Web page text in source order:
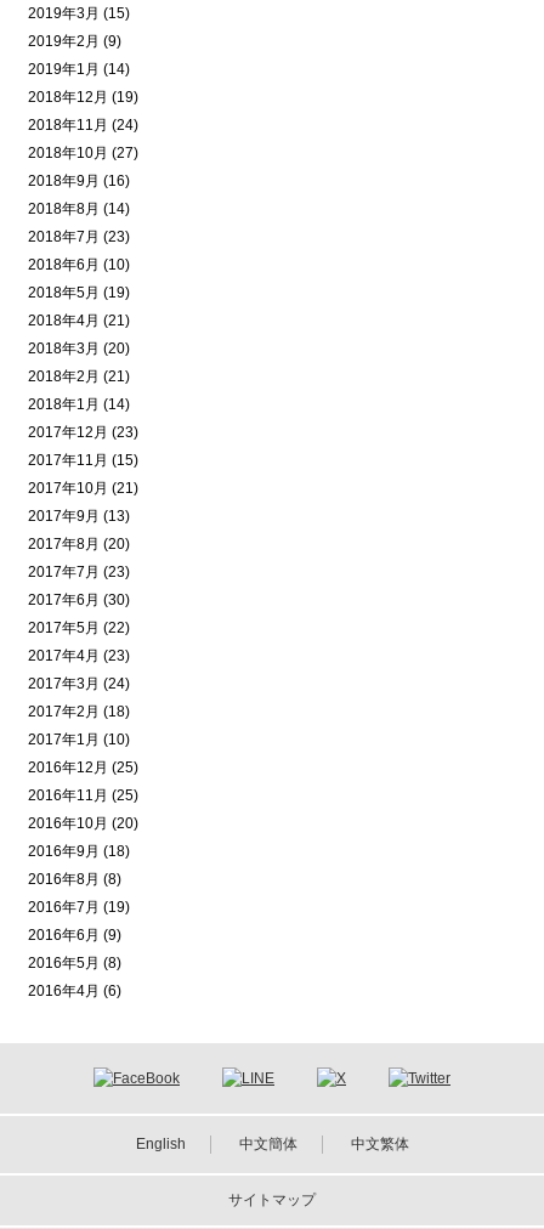
2019年3月 (15)
2019年2月 (9)
2019年1月 (14)
2018年12月 (19)
2018年11月 (24)
2018年10月 (27)
2018年9月 (16)
2018年8月 (14)
2018年7月 (23)
2018年6月 (10)
2018年5月 (19)
2018年4月 (21)
2018年3月 (20)
2018年2月 (21)
2018年1月 (14)
2017年12月 (23)
2017年11月 (15)
2017年10月 (21)
2017年9月 (13)
2017年8月 (20)
2017年7月 (23)
2017年6月 (30)
2017年5月 (22)
2017年4月 (23)
2017年3月 (24)
2017年2月 (18)
2017年1月 (10)
2016年12月 (25)
2016年11月 (25)
2016年10月 (20)
2016年9月 (18)
2016年8月 (8)
2016年7月 (19)
2016年6月 (9)
2016年5月 (8)
2016年4月 (6)
English 中文簡体 中文繁体
サイトマップ